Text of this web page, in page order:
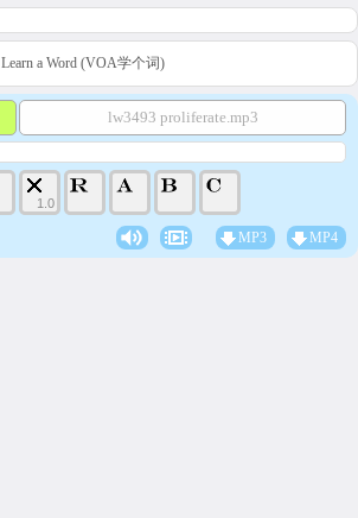
Learn a Word (VOA学个词)
lw3493 proliferate.mp3
1.0
MP3 MP4